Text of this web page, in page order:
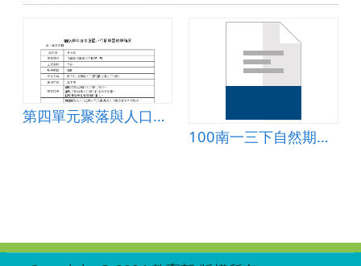
第四單元聚落與人口~第3課台灣人口的變化
100南一三下自然期中考卷